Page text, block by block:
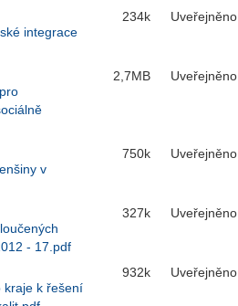
integrace
234k Uveřejněno
2,7MB Uveřejněno
v
750k Uveřejněno
- 17.pdf
327k Uveřejněno
kraje k řešení
932k Uveřejněno